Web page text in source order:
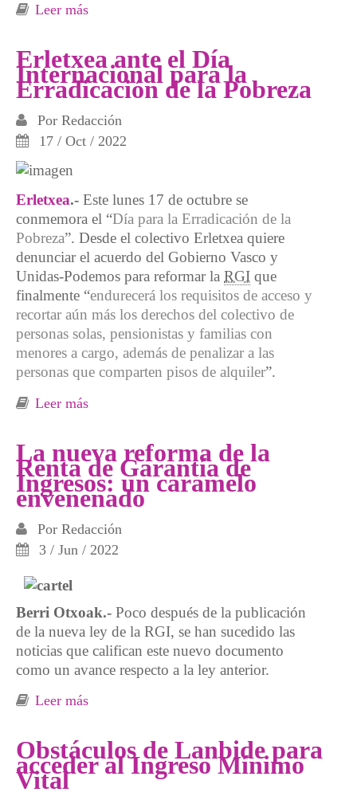
Leer más
gratuito en Vigo
Erletxea ante el Día
Internacional para la
Erradicación de la Pobreza
Por Redacción
17 / Oct / 2022
Erletxea.- Este lunes 17 de octubre se
conmemora el “Día para la Erradicación de la
Pobreza”. Desde el colectivo Erletxea quiere
denunciar el acuerdo del Gobierno Vasco y
Unidas-Podemos para reformar la RGI que
finalmente “endurecerá los requisitos de acceso y
recortar aún más los derechos del colectivo de
personas solas, pensionistas y familias con
menores a cargo, además de penalizar a las
personas que comparten pisos de alquiler”.
Leer más
La nueva reforma de la
Renta de Garantía de
Ingresos: un caramelo
envenenado
Por Redacción
3 / Jun / 2022
Berri Otxoak.- Poco después de la publicación
de la nueva ley de la RGI, se han sucedido las
noticias que califican este nuevo documento
como un avance respecto a la ley anterior.
Leer más
envenenado
Obstáculos de Lanbide para
acceder al Ingreso Mínimo
Vital